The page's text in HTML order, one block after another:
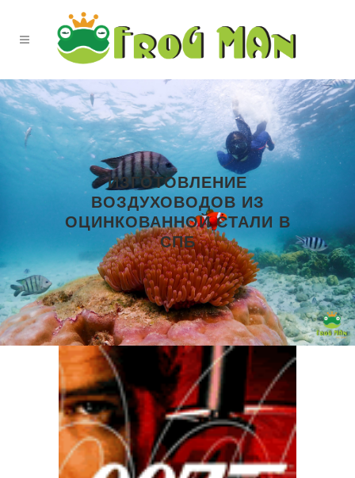
ИЗГОТОВЛЕНИЕ
ВОЗДУХОВОДОВ ИЗ
ОЦИНКОВАННОЙ СТАЛИ В
СПБ